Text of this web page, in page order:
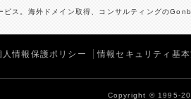
ビス。海外ドメイン取得、コンサルティングの
人情報保護ポリシー 情報セキュリティ基
Copyright © 1995-